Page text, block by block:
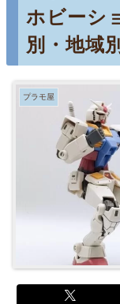
ホビーシ
別・地域
プラモ屋